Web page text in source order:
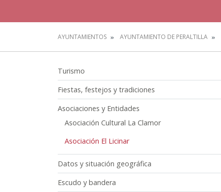
AYUNTAMIENTOS AYUNTAMIENTO DE PERALTILLA
Turismo
Fiestas, festejos y tradiciones
Asociaciones y Entidades
Asociación Cultural La Clamor
Asociación El Licinar
Datos y situación geográfica
Escudo y bandera